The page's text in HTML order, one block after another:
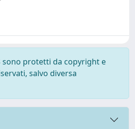
sono protetti da copyright e
salvo diversa